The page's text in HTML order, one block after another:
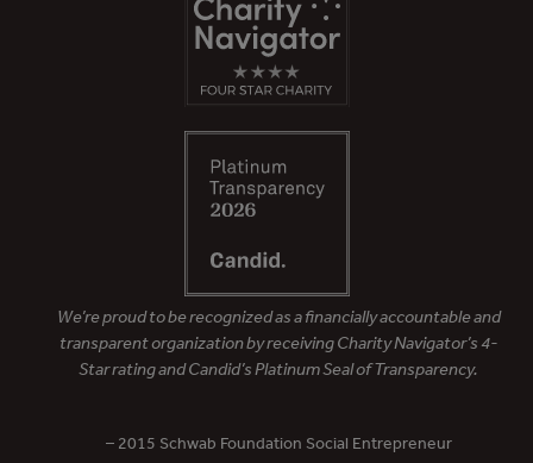
We’re proud to be recognized as a financially accountable and
transparent organization by receiving Charity Navigator’s 4-
Star rating and Candid’s Platinum Seal of Transparency.
– 2015 Schwab Foundation Social Entrepreneur